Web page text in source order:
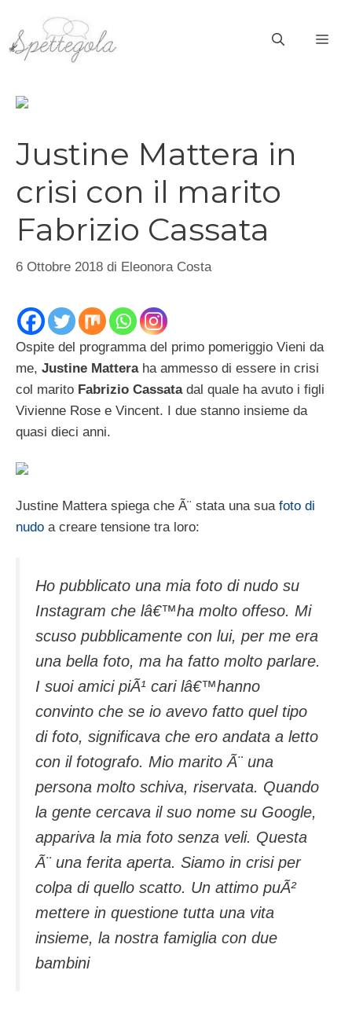
contenuto
Justine Mattera in
crisi con il marito
Fabrizio Cassata
6 Ottobre 2018 di Eleonora Costa
Ospite del programma del primo pomeriggio Vieni da
me, Justine Matteraha ammesso di essere in crisi
col marito Fabrizio Cassata dal quale ha avuto i figli
Vivienne Rose e Vincent. I due stanno insieme da
quasi dieci anni.
Justine Mattera spiega che Ã¨ stata una sua foto di
nudo a creare tensione tra loro:
Ho pubblicato una mia foto di nudo su
Instagram che lâ€™ha molto offeso. Mi
scuso pubblicamente con lui, per me era
una bella foto, ma ha fatto molto parlare.
I suoi amici piÃ¹ cari lâ€™hanno
convinto che se io avevo fatto quel tipo
di foto, significava che ero andata a letto
con il fotografo. Mio marito Ã¨ una
persona molto schiva, riservata. Quando
la gente cercava il suo nome su Google,
appariva la mia foto senza veli. Questa
Ã¨ una ferita aperta. Siamo in crisi per
colpa di quello scatto. Un attimo puÃ²
mettere in questione tutta una vita
insieme, la nostra famiglia con due
bambini